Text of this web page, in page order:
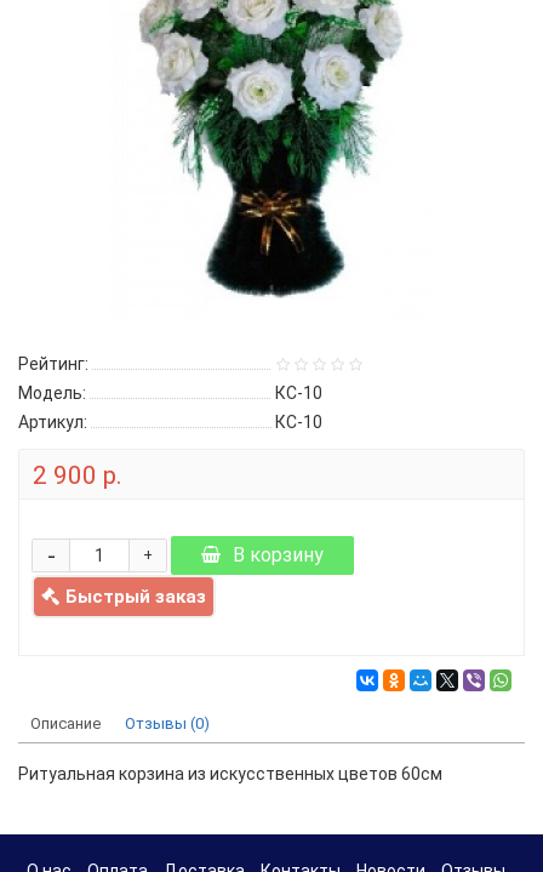
Рейтинг:
Модель:
КС-10
Артикул:
КС-10
2 900 р.
+
- В корзину
Быстрый заказ
Описание Отзывы (0)
Ритуальная корзина из искусственных цветов 60см